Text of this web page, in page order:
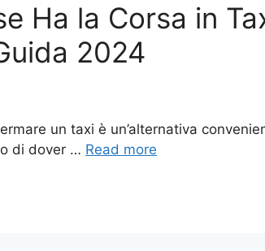
Ha la Corsa in
2024
un taxi è un’alternativa
di dover … Read more